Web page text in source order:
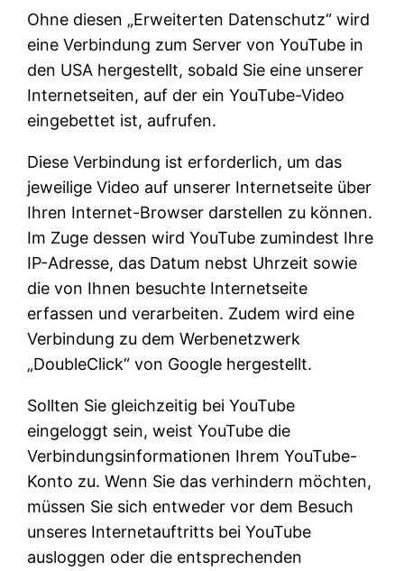
Ohne diesen „Erweiterten Datenschutz“ wird
eine Verbindung zum Server von YouTube in
den USA hergestellt, sobald Sie eine unserer
Internetseiten, auf der ein YouTube-Video
eingebettet ist, aufrufen.
Diese Verbindung ist erforderlich, um das
jeweilige Video auf unserer Internetseite über
Ihren Internet-Browser darstellen zu können.
Im Zuge dessen wird YouTube zumindest Ihre
IP-Adresse, das Datum nebst Uhrzeit sowie
die von Ihnen besuchte Internetseite
erfassen und verarbeiten. Zudem wird eine
Verbindung zu dem Werbenetzwerk
„DoubleClick“ von Google hergestellt.
Sollten Sie gleichzeitig bei YouTube
eingeloggt sein, weist YouTube die
Verbindungsinformationen Ihrem YouTube-
Konto zu. Wenn Sie das verhindern möchten,
müssen Sie sich entweder vor dem Besuch
unseres Internetauftritts bei YouTube
ausloggen oder die entsprechenden